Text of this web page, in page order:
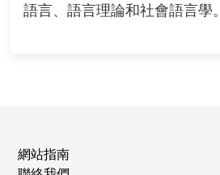
語言、語言理論和社會語言學。
網站指南